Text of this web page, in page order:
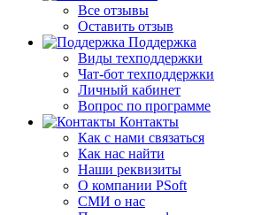
Все отзывы
Оставить отзыв
Поддержка
Виды техподдержки
Чат-бот техподдержки
Личный кабинет
Вопрос по программе
Контакты
Как с нами связаться
Как нас найти
Наши реквизиты
О компании PSoft
СМИ о нас